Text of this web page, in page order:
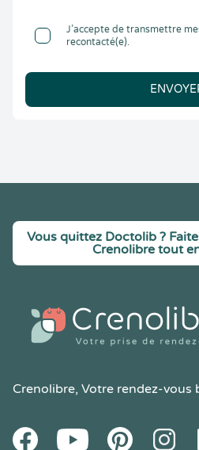
J’accepte de transmettre
recontacté(e).
Vous quittez Doctolib ?
Crenolibre tout
Crenolibre, Votre rendez-vous
FacebookYoutube Pintereset